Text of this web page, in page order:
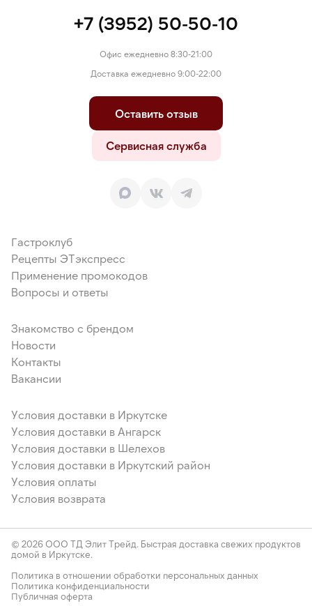
+7 (3952) 50-50-10
Офис ежедневно 8:30-21:00
Доставка ежедневно 9:00-22:00
Оставить отзыв
Сервисная служба
Гастроклуб
Рецепты ЭТэкспресс
Применение промокодов
Вопросы и ответы
Знакомство с брендом
Новости
Контакты
Вакансии
Условия доставки в Иркутске
Условия доставки в Ангарск
Условия доставки в Шелехов
Условия доставки в Иркутский район
Условия оплаты
Условия возврата
© 2026 ООО ТД Элит Трейд. Быстрая доставка свежих продуктов
домой в Иркутске.
Политика в отношении обработки персональных данных
Политика конфиденциальности
Публичная оферта